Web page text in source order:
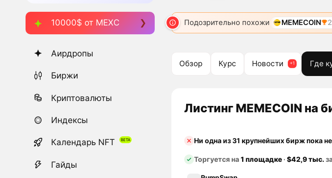
10000$ от MEXC
Аирдропы
Биржи
Криптовалюты
Индексы
Календарь NFT
Гайды
Подозрительно похожи MEMECOIN
Обзор Курс Новости Где
Листинг MEMECOIN на
Ни одна из 31 крупнейших бирж пока
Торгуется на1 площадке·$42,9 тыс.